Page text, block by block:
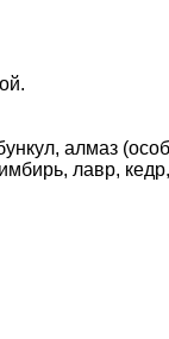
алмаз
лавр,